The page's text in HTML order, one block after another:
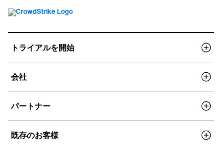
トライアルを開始
会社
パートナー
既存のお客様